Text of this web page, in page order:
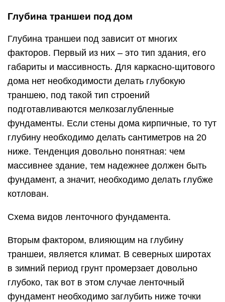
Глубина траншеи под дом
Глубина траншеи под зависит от многих
факторов. Первый из них – это тип здания, его
габариты и массивность. Для каркасно-щитового
дома нет необходимости делать глубокую
траншею, под такой тип строений
подготавливаются мелкозаглубленные
фундаменты. Если стены дома кирпичные, то тут
глубину необходимо делать сантиметров на 20
ниже. Тенденция довольно понятная: чем
массивнее здание, тем надежнее должен быть
фундамент, а значит, необходимо делать глубже
котлован.
Схема видов ленточного фундамента.
Вторым фактором, влияющим на глубину
траншеи, является климат. В северных широтах
в зимний период грунт промерзает довольно
глубоко, так вот в этом случае ленточный
фундамент необходимо заглубить ниже точки